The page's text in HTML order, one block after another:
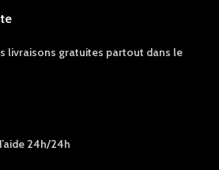
livraisons gratuites partout dans le
24h/24h